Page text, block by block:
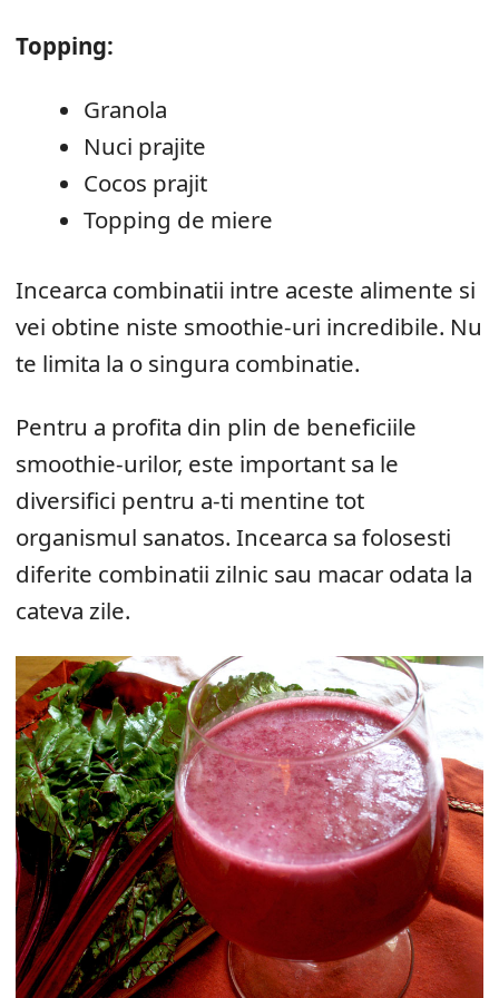
Topping:
Granola
Nuci prajite
Cocos prajit
Topping de miere
Incearca combinatii intre aceste alimente si
vei obtine niste smoothie-uri incredibile. Nu
te limita la o singura combinatie.
Pentru a profita din plin de beneficiile
smoothie-urilor, este important sa le
diversifici pentru a-ti mentine tot
organismul sanatos. Incearca sa folosesti
diferite combinatii zilnic sau macar odata la
cateva zile.